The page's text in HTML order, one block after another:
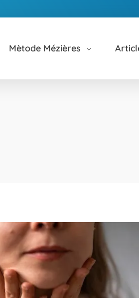
Mètode Mézières